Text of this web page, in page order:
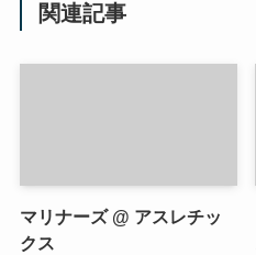
関連記事
マリナーズ @ アスレチッ
クス